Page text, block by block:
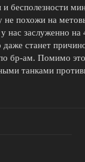
бесполезности
не похожи на
нас заслуженно
станет
бр-ам. Помимо
танками